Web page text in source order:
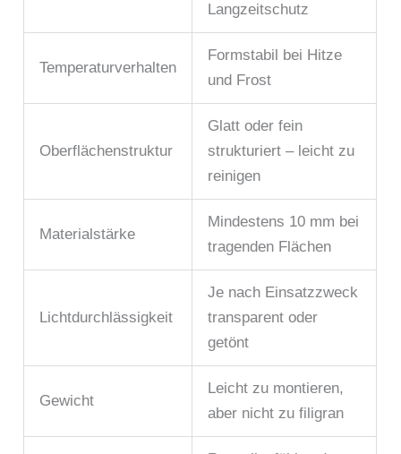
Langzeitschutz
Temperaturverhalten
Formstabil bei Hitze
und Frost
Oberflächenstruktur
Glatt oder fein
strukturiert – leicht zu
reinigen
Materialstärke
Mindestens 10 mm bei
tragenden Flächen
Lichtdurchlässigkeit
Je nach Einsatzzweck
transparent oder
getönt
Gewicht
Leicht zu montieren,
aber nicht zu filigran